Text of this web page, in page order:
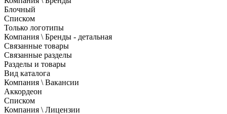
Блочный
Списком
Только логотипы
Компания \ Бренды - детальная
Связанные товары
Связанные разделы
Разделы и товары
Вид каталога
Компания \ Вакансии
Аккордеон
Списком
Компания \ Лицензии